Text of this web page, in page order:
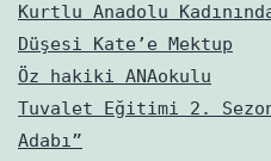
Kurtlu Anadolu
Düşesi Kate’e Mektup
Öz hakiki ANAokulu
Tuvalet Eğitimi 2.
Adabı”